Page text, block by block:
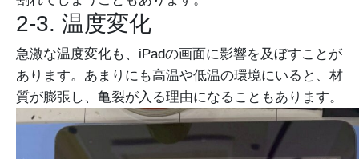
2-3. 温度変化
急激な温度変化も、iPadの画面に影響を及ぼすことが
あります。あまりにも高温や低温の環境にいると、材
質が膨張し、亀裂が入る理由になることもあります。